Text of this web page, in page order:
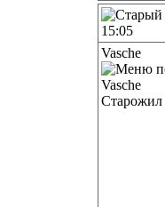
15:05
Vasche
Старожил